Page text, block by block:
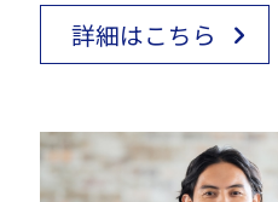
詳細はこちら